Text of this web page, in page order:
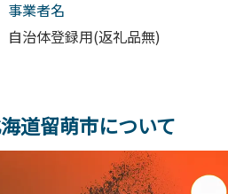
事業者名
自治体登録用(返礼品無)
道留萌市について